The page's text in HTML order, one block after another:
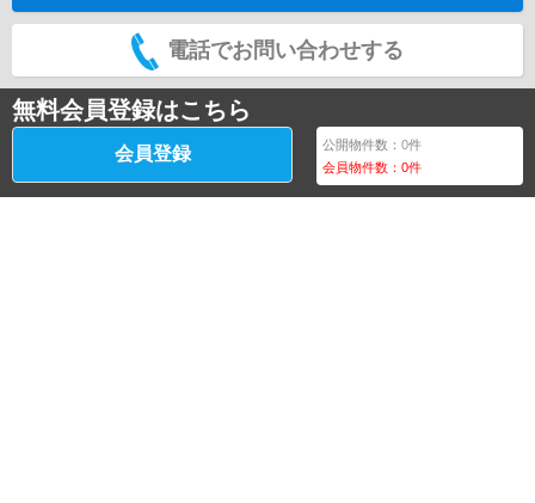
電話でお問い合わせする
無料会員登録はこちら
会員登録 公開物件数：0件
会員物件数：0件